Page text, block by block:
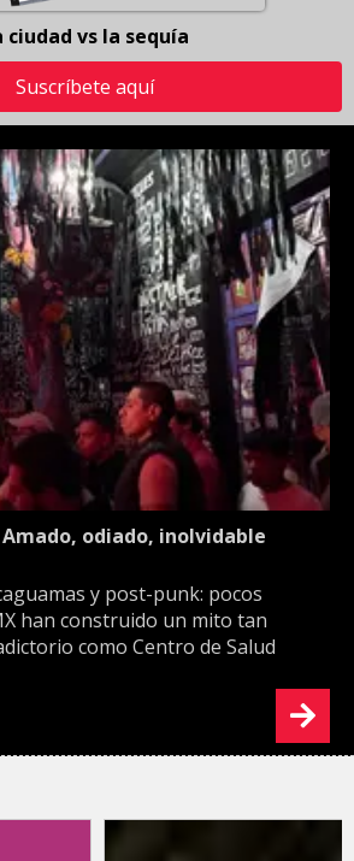
ciudad vs la sequía
Suscríbete aquí
odiado, inolvidable
y post-punk: pocos
han construido un mito tan
como Centro de Salud